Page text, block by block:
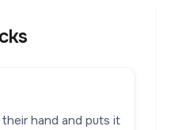
hand and puts it